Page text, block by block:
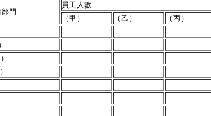
門
員工人數
（甲）
（乙） （丙）